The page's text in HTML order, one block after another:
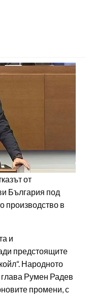
от
България под
производство в
и
предстоящите
Народното
Румен Радев
промени, с